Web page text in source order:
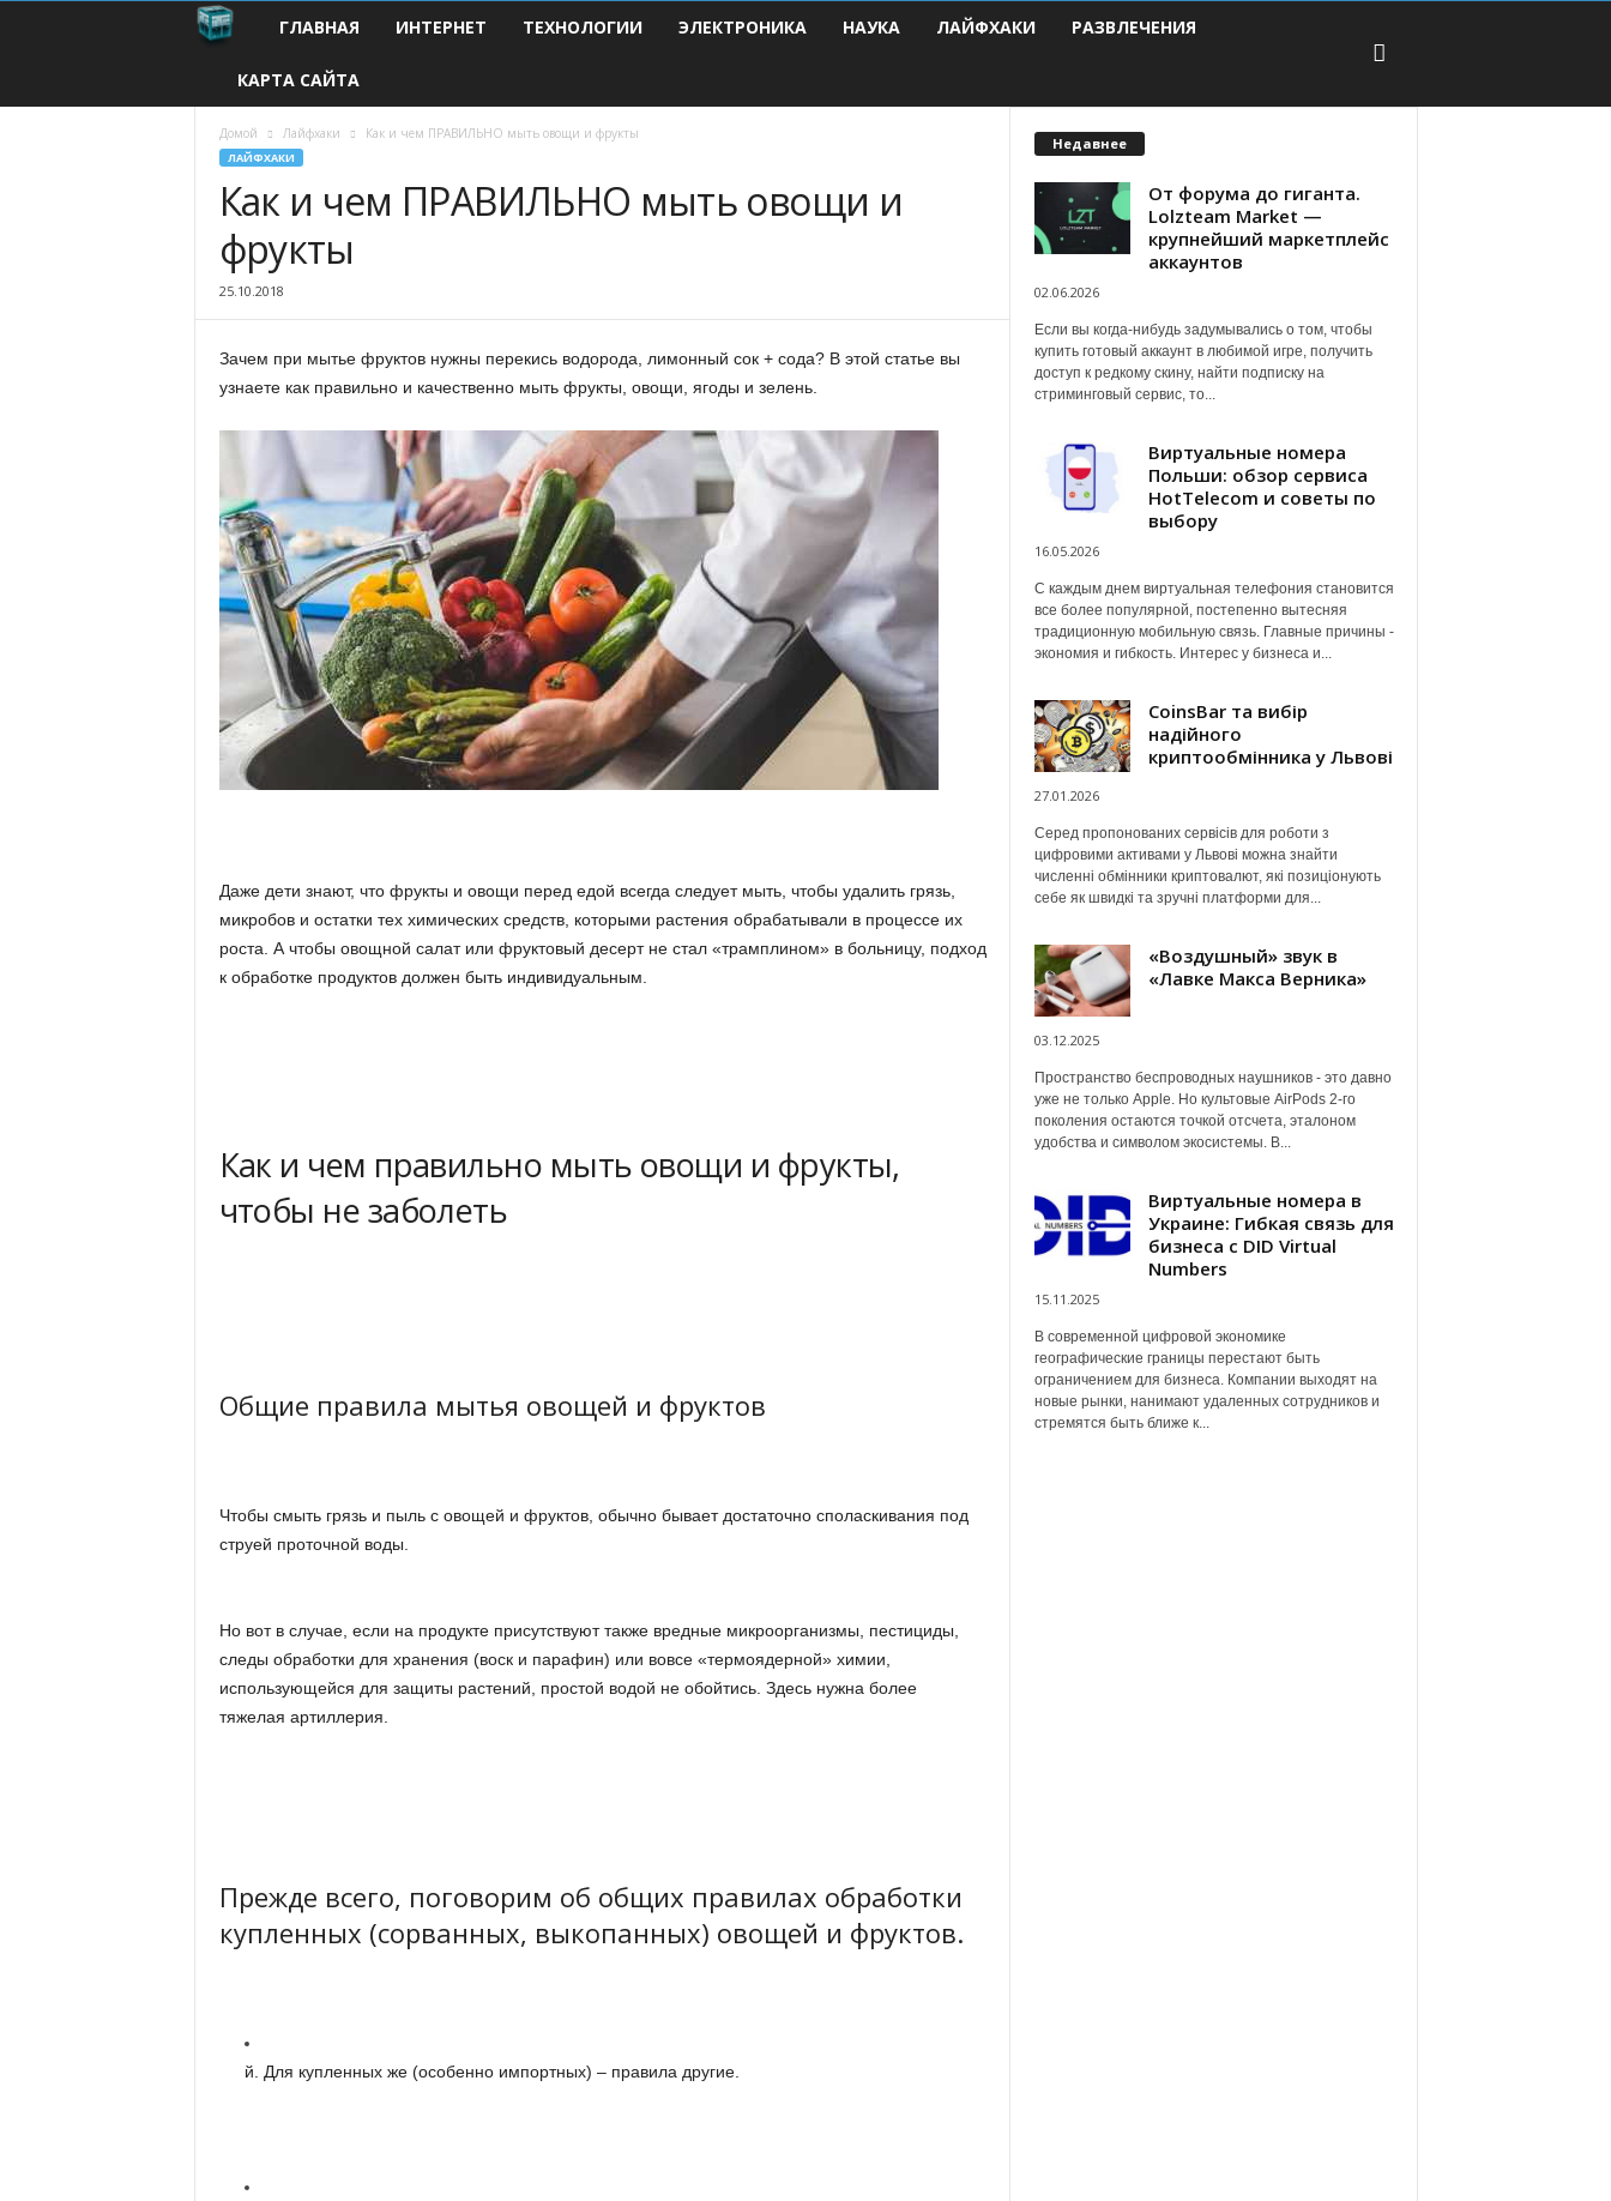
о
в
м
н
ы
е
т
е
х
о
г
ГЛАВНАЯ ИНТЕРНЕТ ТЕХНОЛОГИИ ЭЛЕКТРОНИКА НАУКА ЛАЙФХАКИ РАЗВЛЕЧЕНИЯ
КАРТА САЙТА
Домой Лайфхаки Как и чем ПРАВИЛЬНО мыть овощи и фрукты
ЛАЙФХАКИ
Как и чем ПРАВИЛЬНО мыть овощи и
фрукты
25.10.2018
Зачем при мытье фруктов нужны перекись водорода, лимонный сок + сода? В этой статье вы
узнаете как правильно и качественно мыть фрукты, овощи, ягоды и зелень.
Даже дети знают, что фрукты и овощи перед едой всегда следует мыть, чтобы удалить грязь,
микробов и остатки тех химических средств, которыми растения обрабатывали в процессе их
роста. А чтобы овощной салат или фруктовый десерт не стал «трамплином» в больницу, подход
к обработке продуктов должен быть индивидуальным.
Как и чем правильно мыть овощи и фрукты,
чтобы не заболеть
Общие правила мытья овощей и фруктов
Чтобы смыть грязь и пыль с овощей и фруктов, обычно бывает достаточно споласкивания под
струей проточной воды.
Но вот в случае, если на продукте присутствуют также вредные микроорганизмы, пестициды,
следы обработки для хранения (воск и парафин) или вовсе «термоядерной» химии,
использующейся для защиты растений, простой водой не обойтись. Здесь нужна более
тяжелая артиллерия.
Прежде всего, поговорим об общих правилах обработки
купленных (сорванных, выкопанных) овощей и фруктов.
й. Для купленных же (особенно импортных) – правила другие.
Недавнее
От форума до гиганта.
Lolzteam Market —
крупнейший маркетплейс
аккаунтов
02.06.2026
Если вы когда-нибудь задумывались о том, чтобы
купить готовый аккаунт в любимой игре, получить
доступ к редкому скину, найти подписку на
стриминговый сервис, то...
Виртуальные номера
Польши: обзор сервиса
HotTelecom и советы по
выбору
16.05.2026
С каждым днем виртуальная телефония становится
все более популярной, постепенно вытесняя
традиционную мобильную связь. Главные причины -
экономия и гибкость. Интерес у бизнеса и...
CoinsBar та вибір
надійного
криптообмінника у Львові
27.01.2026
Серед пропонованих сервісів для роботи з
цифровими активами у Львові можна знайти
численні обмінники криптовалют, які позиціонують
себе як швидкі та зручні платформи для...
«Воздушный» звук в
«Лавке Макса Верника»
03.12.2025
Пространство беспроводных наушников - это давно
уже не только Apple. Но культовые AirPods 2-го
поколения остаются точкой отсчета, эталоном
удобства и символом экосистемы. В...
Виртуальные номера в
Украине: Гибкая связь для
бизнеса с DID Virtual
Numbers
15.11.2025
В современной цифровой экономике
географические границы перестают быть
ограничением для бизнеса. Компании выходят на
новые рынки, нанимают удаленных сотрудников и
стремятся быть ближе к...